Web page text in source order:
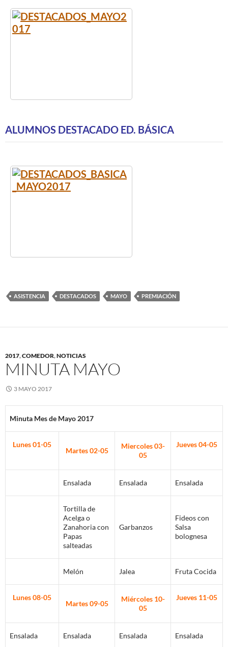
ALUMNOS DESTACADO ED. BÁSICA
ASISTENCIA DESTACADOS MAYO PREMIACIÓN
2017,COMEDOR,NOTICIAS
MINUTA MAYO
3 MAYO 2017
Minuta Mes de Mayo 2017
Lunes 01-05
Martes 02-05
Miercoles 03-
05
Jueves 04-05
Ensalada Ensalada Ensalada
Tortilla de
Acelga o
Zanahoria con
Papas
salteadas
Garbanzos
Fideos con
Salsa
bolognesa
Melón Jalea Fruta Cocida
Lunes 08-05
Martes 09-05
Miércoles 10-
05
Jueves 11-05
Ensalada Ensalada Ensalada Ensalada